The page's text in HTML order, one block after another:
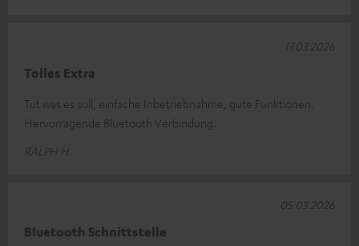
Tolles Extra
Tut was es soll, einfache Inbetriebnahme, gute Funktionen.
Hervorragende Bluetooth Verbindung.
RALPH H.
17.03.2026
Bluetooth Schnittstelle
05.03.2026